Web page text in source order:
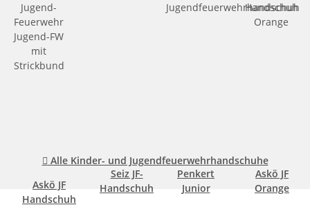
Jugend-
Feuerwehr
Jugend-FW
mit
Strickbund
Askö JF
Handschuh
Seiz JF-
Handschuh
Jugendfeuerwehrhandschuh
Penkert
Junior
Handschuh
Orange
Askö JF
Orange
 Alle Kinder- und Jugendfeuerwehrhandschuhe